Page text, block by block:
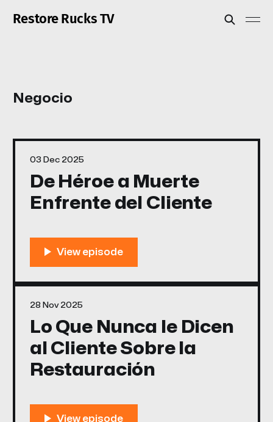
Restore Rucks TV
Negocio
De Héroe a Muerte
Enfrente del Cliente
03 Dec 2025
Lo Que Nunca le Dicen
al Cliente Sobre la
Restauración
28 Nov 2025